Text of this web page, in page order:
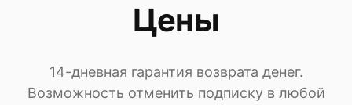
Цены
14-дневная гарантия возврата денег.
Возможность отменить подписку в любой